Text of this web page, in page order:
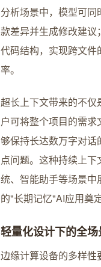
分析场景中，模型可
款差异并生成修改建
代码结构，实现跨文
率。
超长上下文带来的不
户可将整个项目的需
够保持长达数万字对
点问题。这种持续上
统、智能助手等场景
的"长期记忆"AI应用奠
轻量化设计下的全
边缘计算设备的多样